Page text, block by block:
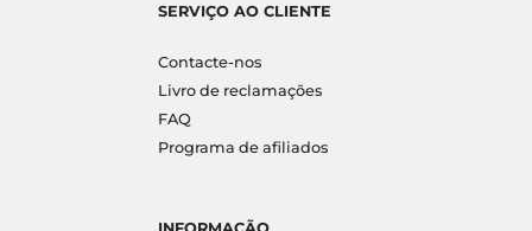
SERVIÇO AO CLIENTE
Contacte-nos
Livro de reclamações
FAQ
Programa de afiliados